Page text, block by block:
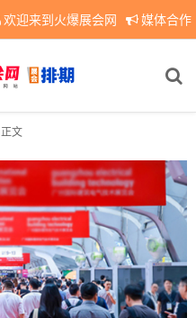
欢迎来到火爆展会网 媒体合作
正文